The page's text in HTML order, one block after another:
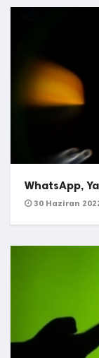
WhatsApp,
30 Haziran